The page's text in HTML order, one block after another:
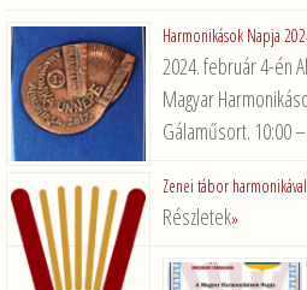
Harmonikások Napja
2024. február 4-én
Magyar
Gálaműsort. 10:00
Zenei tábor
Részletek»